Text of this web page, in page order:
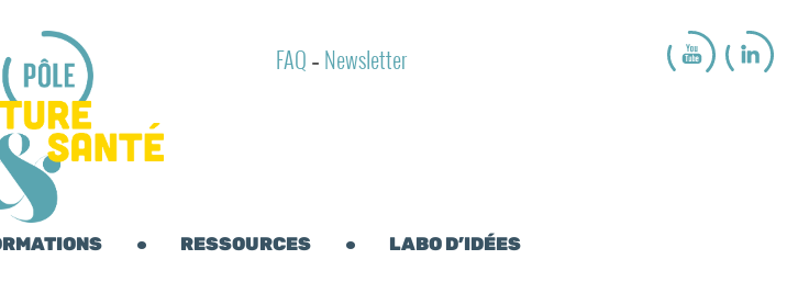
FAQ - Newsletter
RESSOURCES LABO D’IDÉES